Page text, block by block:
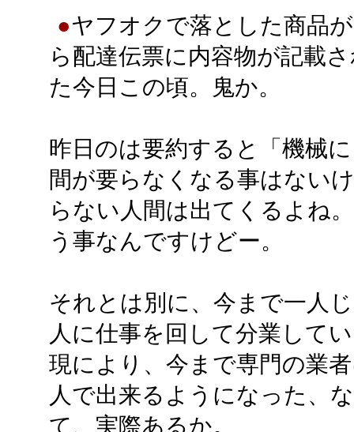
●ヤフオクで落とした商品
ら配達伝票に内容物が記載
た今日この頃。鬼か。
昨日のは要約すると「機械
間が要らなくなる事はない
らない人間は出てくるよね
う事なんですけどー。
それとは別に、今まで一人
人に仕事を回して分業して
現により、今まで専門の業
人で出来るようになった、
て、実際あるか。